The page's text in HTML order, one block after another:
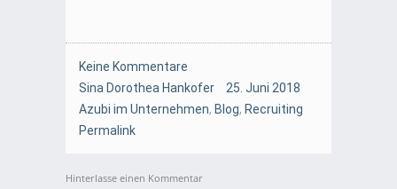
Keine Kommentare
Sina Dorothea Hankofer
25. Juni 2018
Azubi im Unternehmen, Blog, Recruiting
Permalink
Hinterlasse einen Kommentar